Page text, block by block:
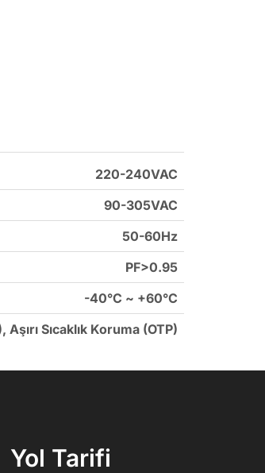
220-240VAC
90-305VAC
50-60Hz
PF>0.95
-40°C ~ +60°C
Sıcaklık Koruma (OTP)
Yol Tarifi